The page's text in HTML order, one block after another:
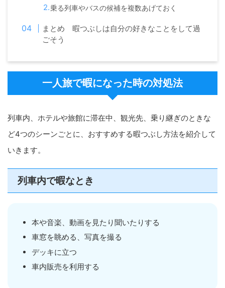
乗る列車やバスの候補を複数あげておく
まとめ 暇つぶしは自分の好きなことをして過
ごそう
一人旅で暇になった時の対処法
列車内、ホテルや旅館に滞在中、観光先、乗り継ぎのときな
ど4つのシーンごとに、おすすめする暇つぶし方法を紹介して
いきます。
列車内で暇なとき
本や音楽、動画を見たり聞いたりする
車窓を眺める、写真を撮る
デッキに立つ
車内販売を利用する